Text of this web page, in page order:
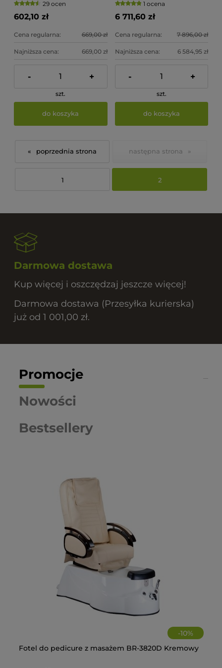
29 ocen
602,10 zł
Cena regularna: 669,00 zł
Najniższa cena: 669,00 zł
- +
szt.
do koszyka
1 ocena
6 711,60 zł
Cena regularna: 7 896,00 zł
Najniższa cena: 6 584,95 zł
- +
szt.
do koszyka
«
1 2
»
Darmowa dostawa
Kup więcej i oszczędzaj jeszcze więcej!
Darmowa dostawa (Przesyłka kurierska)
już od 1 001,00 zł.
Promocje
Nowości
Bestsellery
-10%
Fotel do pedicure z masażem BR-3820D Kremowy